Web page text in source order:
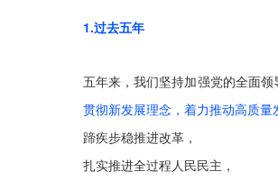
1.过去五年
五年来，我们坚持加强党的全面
贯彻新发展理念，着力推动高质量
蹄疾步稳推进改革，
扎实推进全过程人民民主，